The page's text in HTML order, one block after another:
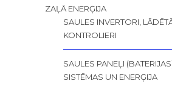
ZAĻĀ ENERĢIJA
SAULES INVERTORI,
KONTROLIERI
SAULES PANEĻI
SISTĒMAS UN ENERĢIJA